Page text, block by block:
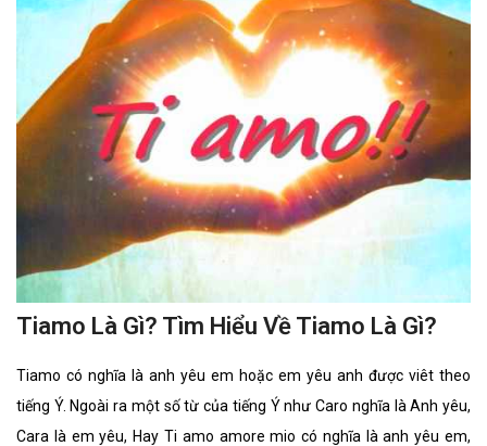
Tiamo Là Gì? Tìm Hiểu Về Tiamo Là Gì?
Tiamo có nghĩa là anh yêu em hoặc em yêu anh được viêt theo
tiếng Ý. Ngoài ra một số từ của tiếng Ý như Caro nghĩa là Anh yêu,
Cara là em yêu, Hay Ti amo amore mio có nghĩa là anh yêu em,